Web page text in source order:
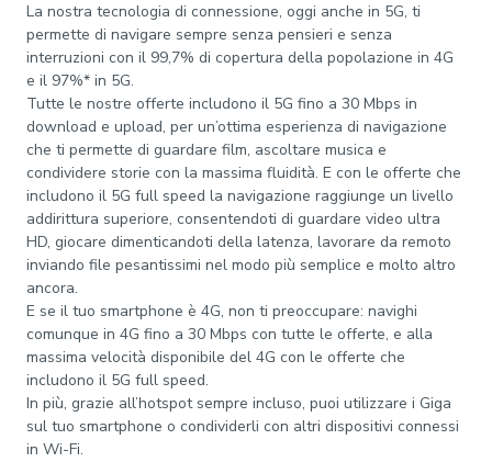
La nostra tecnologia di connessione, oggi anche in 5G, ti
permette di navigare sempre senza pensieri e senza
interruzioni con il 99,7% di copertura della popolazione in 4G
e il 97%* in 5G.
Tutte le nostre offerte includono il 5G fino a 30 Mbps in
download e upload, per un’ottima esperienza di navigazione
che ti permette di guardare film, ascoltare musica e
condividere storie con la massima fluidità. E con le offerte che
includono il 5G full speed la navigazione raggiunge un livello
addirittura superiore, consentendoti di guardare video ultra
HD, giocare dimenticandoti della latenza, lavorare da remoto
inviando file pesantissimi nel modo più semplice e molto altro
ancora.
E se il tuo smartphone è 4G, non ti preoccupare: navighi
comunque in 4G fino a 30 Mbps con tutte le offerte, e alla
massima velocità disponibile del 4G con le offerte che
includono il 5G full speed.
In più, grazie all’hotspot sempre incluso, puoi utilizzare i Giga
sul tuo smartphone o condividerli con altri dispositivi connessi
in Wi-Fi.